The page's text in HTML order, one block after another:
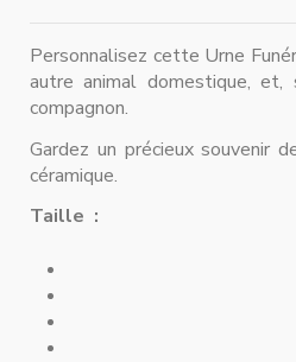
Personnalisez cette Urne
autre animal domestique,
compagnon.
Gardez un précieux souvenir
céramique.
Taille :